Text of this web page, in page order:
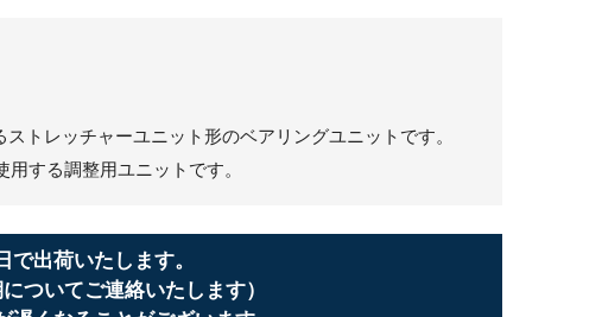
トレッチャーユニット形のベアリングユニットです。
する調整用ユニットです。
で出荷いたします。
ついてご連絡いたします）